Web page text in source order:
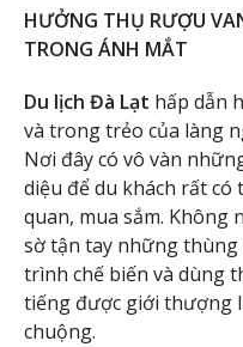
HƯỞNG THỤ RƯỢU
TRONG ÁNH MẮT
Du lịch Đà Lạt hấp dẫn
và trong trẻo của làng
Nơi đây có vô vàn
diệu để du khách rất có
quan, mua sắm. Không
sờ tận tay những
trình chế biến và dùng
tiếng được giới thượng
chuộng.